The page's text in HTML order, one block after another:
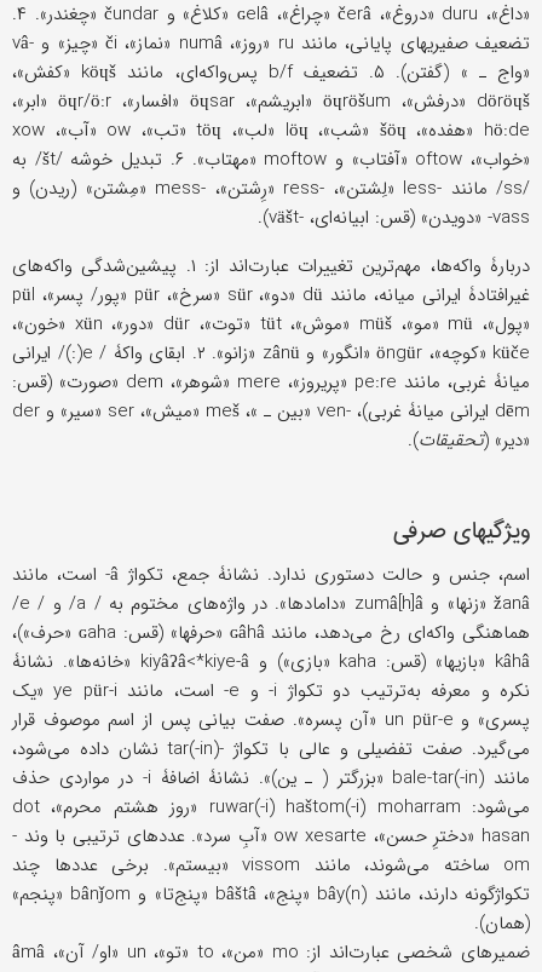
«داغ»، duru «دروغ»، čerâ «چراغ»، ɢelâ «کلاغ» و čundar «چغندر». ۴.
تضعیف صفیریهای پایانی، مانند ru «روز»، numâ «نماز»، či «چیز» و -vâ
«واج ـ » (گفتن). ۵. تضعیف b/f پس‌واکه‌ای، مانند köɥš «کفش»،
döröɥš «درفش»، öɥröšum «ابریشم»، öɥsar «افسار»، öɥr/ö:r «ابر»،
hö:de «هفده»، šöɥ «شب»، löɥ «لب»، töɥ «تب»، ow «آب»، xow
«خواب»، oftow «آفتاب» و moftow «مهتاب». ۶. تبدیل خوشه /št/ به
/ss/ مانند -less «لِشتن»، -ress «رِشتن»، -mess «مِشتن» (ریدن) و
vass- «دویدن» (قس: ابیانه‌ای، -väšt).
دربارۀ واکه‌ها، مهم‌ترین تغییرات عبارت‌اند از: ۱. پیشین‌شدگی واکه‌های
غیرافتادۀ ایرانی میانه، مانند dü «دو»، sür «سرخ»، pür «پور/ پسر»، pül
«پول»، mü «مو»، müš «موش»، tüt «توت»، dür «دور»، xün «خون»،
küče «کوچه»، öngür «انگور» و zânü «زانو». ۲. ابقای واکۀ / e(:)/ ایرانی
میانۀ غربی، مانند pe:re «پریروز»، mere «شوهر»، dem «صورت» (قس:
dēm ایرانی میانۀ غربی)، -ven «بین ـ »، meš «میش»، ser «سیر» و der
«دیر» (تحقیقات).
ویژگیهای صرفی
اسم، جنس و حالت دستوری ندارد. نشانۀ جمع، تکواژ â- است، مانند
žanâ «زنها» و zumâ[h]â «دامادها». در واژه‌های مختوم به / a/ و / e/
هماهنگی واکه‌ای رخ می‌دهد، مانند ɢâhâ «حرفها» (قس: ɢaha «حرف»)،
kâhâ «بازیها» (قس: kaha «بازی») و kiyâʔâ<*kiye-â «خانه‌ها». نشانۀ
نکره و معرفه به‌ترتیب دو تکواژ i- و e- است، مانند ye pür-i «یک
پسری» و un pür-e «آن پسره». صفت بیانی پس از اسم موصوف قرار
می‌گیرد. صفت تفضیلی و عالی با تکواژ -tar(-in) نشان داده می‌شود،
مانند bale-tar(-in) «بزرگتر ( ـ ین)». نشانۀ اضافۀ i- در مواردی حذف
می‌شود: ruwar(-i) haštom(-i) moharram «روز هشتم محرم»، dot
hasan «دخترِ حسن»، ow xesarte «آبِ سرد». عددهای ترتیبی با وند -
om ساخته می‌شوند، مانند vissom «بیستم». برخی عددها چند
تکواژگونه دارند، مانند bây(n) «پنج»، bâštâ «پنج‌تا» و bânǰom «پنجم»
(همان).
ضمیرهای شخصی عبارت‌اند از: mo «من»، to «تو»، un «او/ آن»، âmâ